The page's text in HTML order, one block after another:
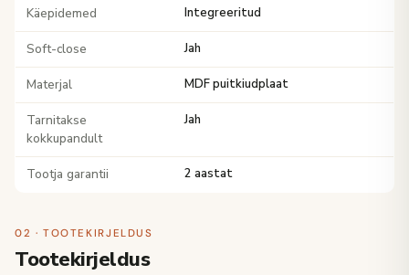
Käepidemed Integreeritud
Soft-close Jah
Materjal MDF puitkiudplaat
Tarnitakse
kokkupandult
Jah
Tootja garantii 2 aastat
02 · TOOTEKIRJELDUS
Tootekirjeldus